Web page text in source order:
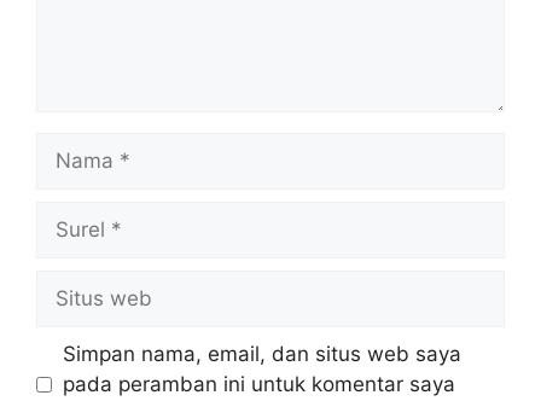
Nama
Surel
Situs
web
Simpan nama, email, dan situs web saya
pada peramban ini untuk komentar saya